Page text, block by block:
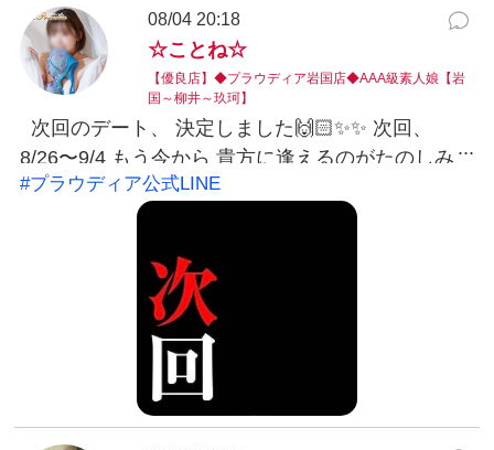
08/04 20:18
☆ことね☆
【優良店】◆プラウディア岩国店◆AAA級素人娘【岩
国～柳井～玖珂】
次回のデート、 決定しました🙌🏻✨✨ 次回、
8/26〜9/4 もう今から 貴方に逢えるのがたのしみ
です💗 🫧琴音🫧 LINEID:kotone@yamaguchi-
proudia #プラウディア公式LINE：@038ukvzr
から発信する事はありません。 ୨୧ ご予約・お問い
合わせ ୨୧ 気になったらお気軽にご連絡ください♡
📞 080-6330-9996 お店公式LINEはこちら LINEで
お友だち追加 LINE ID：@038ukvzr あなたからの
ご連絡、お待ちしています…♡
#プラウディア公式LINE